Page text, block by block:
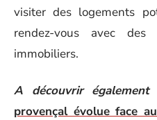
visiter des logements
rendez-vous avec des
immobiliers.
A découvrir également
provençal évolue face